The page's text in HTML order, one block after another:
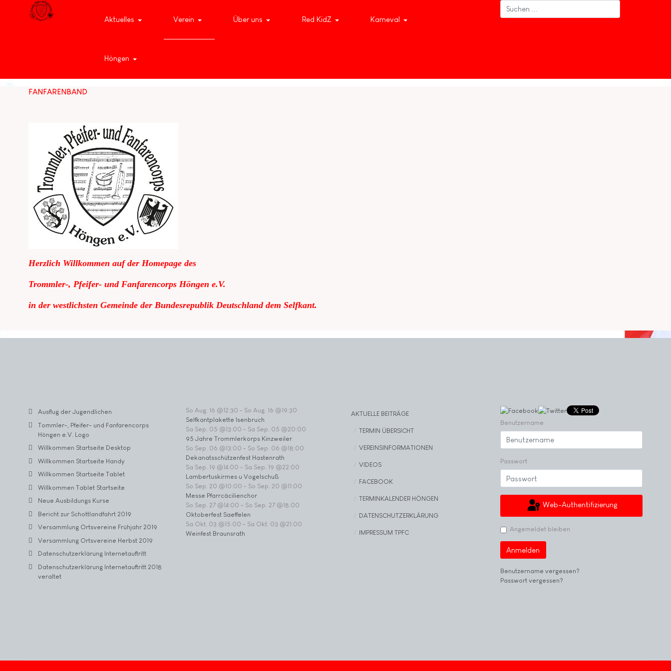
Aktuelles Verein Über uns Red KidZ Karneval
Höngen
FANFARENBAND
Herzlich Willkommen auf der Homepage des
Trommler-, Pfeifer- und Fanfarencorps Höngen e.V.
in der westlichsten Gemeinde der Bundesrepublik Deutschland dem Selfkant.
Ausflug der Jugendlichen
Tommler-, Pfeifer- und Fanfarencorps
Höngen e.V. Logo
Willkommen Startseite Desktop
Willkommen Startseite Handy
Willkommen Startseite Tablet
Willkommen Tablet Startseite
Neue Ausbildungs Kurse
Bericht zur Schottlandfahrt 2019
Versammlung Ortsvereine Frühjahr 2019
Versammlung Ortsvereine Herbst 2019
Datenschutzerklärung Internetauftritt
Datenschutzerklärung Internetauftritt 2018
veraltet
So Aug. 16 @12:30 - So Aug. 16 @19:30
Selfkantplakette Isenbruch
Sa Sep. 05 @13:00 - Sa Sep. 05 @20:00
95 Jahre Trommlerkorps Kinzweiler
So Sep. 06 @13:00 - So Sep. 06 @18:00
Dekanatsschützenfest Hastenrath
Sa Sep. 19 @14:00 - Sa Sep. 19 @22:00
Lambertuskirmes u Vogelschuß
So Sep. 20 @10:00 - So Sep. 20 @11:00
Messe Pfarrcäcilienchor
So Sep. 27 @14:00 - So Sep. 27 @18:00
Oktoberfest Saeffelen
Sa Okt. 03 @15:00 - Sa Okt. 03 @21:00
Weinfest Braunsrath
AKTUELLE BEITRÄGE
TERMIN ÜBERSICHT
VEREINSINFORMATIONEN
VIDEOS
FACEBOOK
TERMINKALENDER HÖNGEN
DATENSCHUTZERKLÄRUNG
IMPRESSUM TPFC
Benutzername
Passwort
Web-Authentifizierung
Angemeldet bleiben
Anmelden
Benutzername vergessen?
Passwort vergessen?